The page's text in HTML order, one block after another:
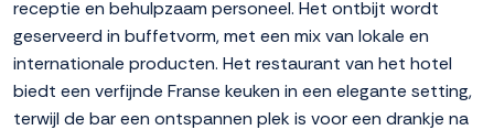
receptie en behulpzaam personeel. Het ontbijt wordt
geserveerd in buffetvorm, met een mix van lokale en
internationale producten. Het restaurant van het hotel
biedt een verfijnde Franse keuken in een elegante setting,
terwijl de bar een ontspannen plek is voor een drankje na